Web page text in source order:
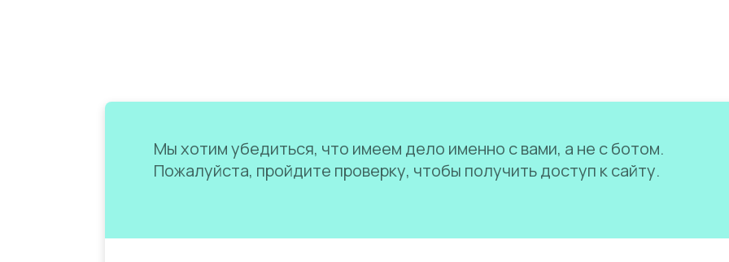
Мы хотим убедиться, что имеем дело именно с вами, а не с ботом.
Пожалуйста, пройдите проверку, чтобы получить доступ к сайту.